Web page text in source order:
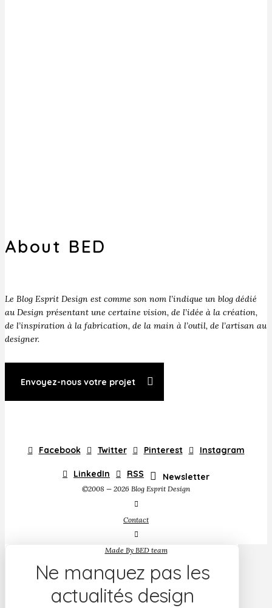
About BED
Le Blog Esprit Design est comme son nom l’indique un blog dédié
au Design présentant une certaine vision, de l’idée à la création,
de l’inspiration à la fabrication, de la main à l’outil, de l’artisan au
designer.
Envoyez-nous votre projet
Facebook Twitter Pinterest Instagram
LinkedIn RSS Newsletter
©2008 — 2026 Blog Esprit Design
Contact
Made By BED team
Ne manquez pas les
actualités design